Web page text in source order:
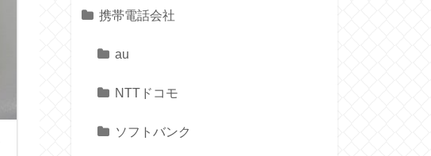
携帯電話会社
au
NTTドコモ
ソフトバンク